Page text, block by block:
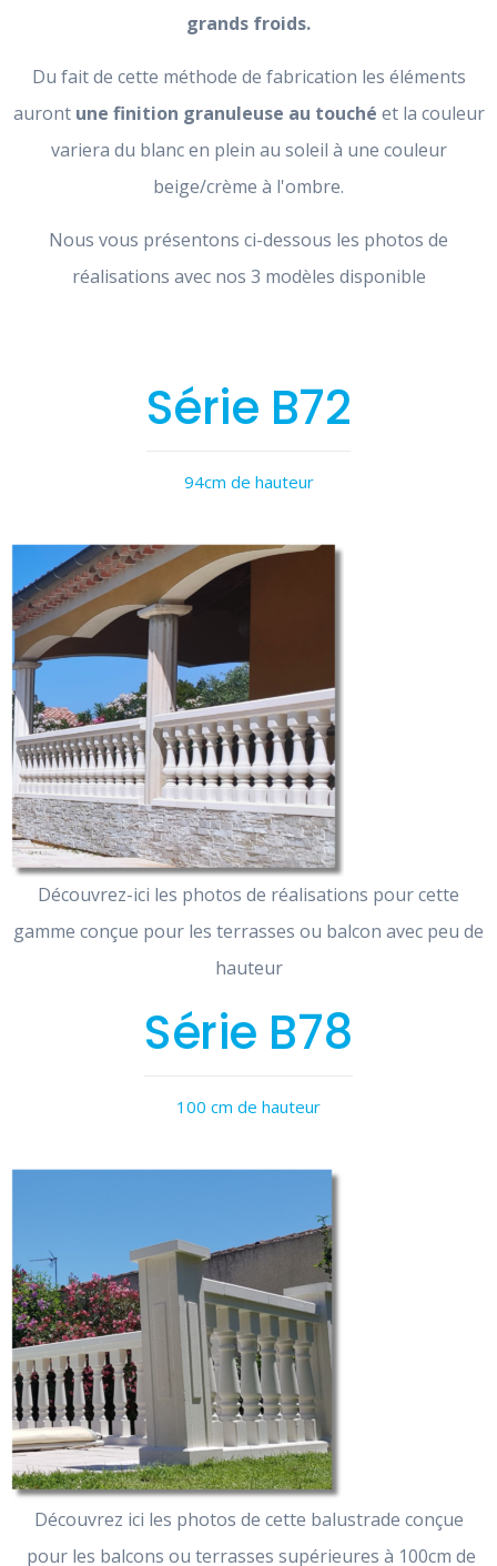
grands froids.
Du fait de cette méthode de fabrication les éléments
aurontune finition granuleuse au touché et la couleur
variera du blanc en plein au soleil à une couleur
beige/crème à l'ombre.
Nous vous présentons ci-dessous les photos de
réalisations avec nos 3 modèles disponible
Série B72
94cm de hauteur
Découvrez-ici les photos de réalisations pour cette
gamme conçue pour les terrasses ou balcon avec peu de
hauteur
Série B78
100 cm de hauteur
Découvrez ici les photos de cette balustrade conçue
pour les balcons ou terrasses supérieures à 100cm de